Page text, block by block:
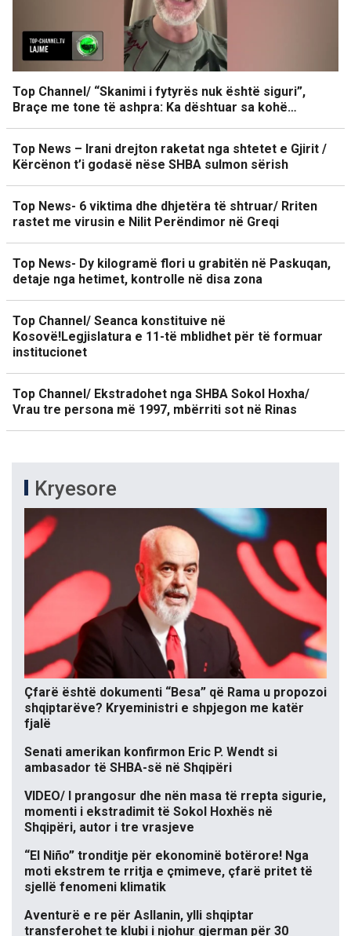
Top Channel/ “Skanimi i fytyrës nuk është siguri”,
Braçe me tone të ashpra: Ka dështuar sa kohë…
Top News – Irani drejton raketat nga shtetet e Gjirit /
Kërcënon t’i godasë nëse SHBA sulmon sërish
Top News- 6 viktima dhe dhjetëra të shtruar/ Rriten
rastet me virusin e Nilit Perëndimor në Greqi
Top News- Dy kilogramë flori u grabitën në Paskuqan,
detaje nga hetimet, kontrolle në disa zona
Top Channel/ Seanca konstituive në
Kosovë!Legjislatura e 11-të mblidhet për të formuar
institucionet
Top Channel/ Ekstradohet nga SHBA Sokol Hoxha/
Vrau tre persona më 1997, mbërriti sot në Rinas
Kryesore
Çfarë është dokumenti “Besa” që Rama u propozoi
shqiptarëve? Kryeministri e shpjegon me katër
fjalë
Senati amerikan konfirmon Eric P. Wendt si
ambasador të SHBA-së në Shqipëri
VIDEO/ I prangosur dhe nën masa të rrepta sigurie,
momenti i ekstradimit të Sokol Hoxhës në
Shqipëri, autor i tre vrasjeve
“El Niño” tronditje për ekonominë botërore! Nga
moti ekstrem te rritja e çmimeve, çfarë pritet të
sjellë fenomeni klimatik
Aventurë e re për Asllanin, ylli shqiptar
transferohet te klubi i njohur gjerman për 30